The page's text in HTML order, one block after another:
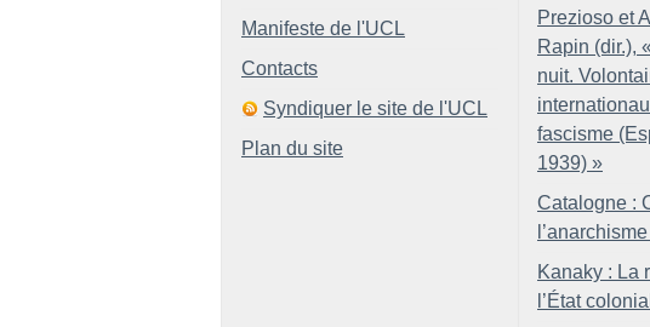
Manifeste de l'UCL
Contacts
Syndiquer le site de l'UCL
Plan du site
Prezioso et
Rapin (dir.), «
nuit.
fascisme
1939) »
Catalogne :
Kanaky : La
l’État